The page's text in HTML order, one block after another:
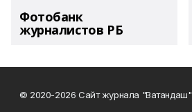
Фотобанк
журналистов РБ
© 2020-2026 Сайт журнала "Ватандаш"